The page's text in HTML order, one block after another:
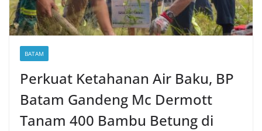
BATAM
Perkuat Ketahanan Air Baku, BP
Batam Gandeng Mc Dermott
Tanam 400 Bambu Betung di